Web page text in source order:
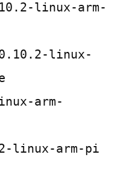
linux-arm-
linux-
arm-
linux-arm-pi